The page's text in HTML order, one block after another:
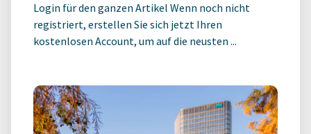
Login für den ganzen Artikel Wenn noch nicht
registriert, erstellen Sie sich jetzt Ihren
kostenlosen Account, um auf die neusten ...